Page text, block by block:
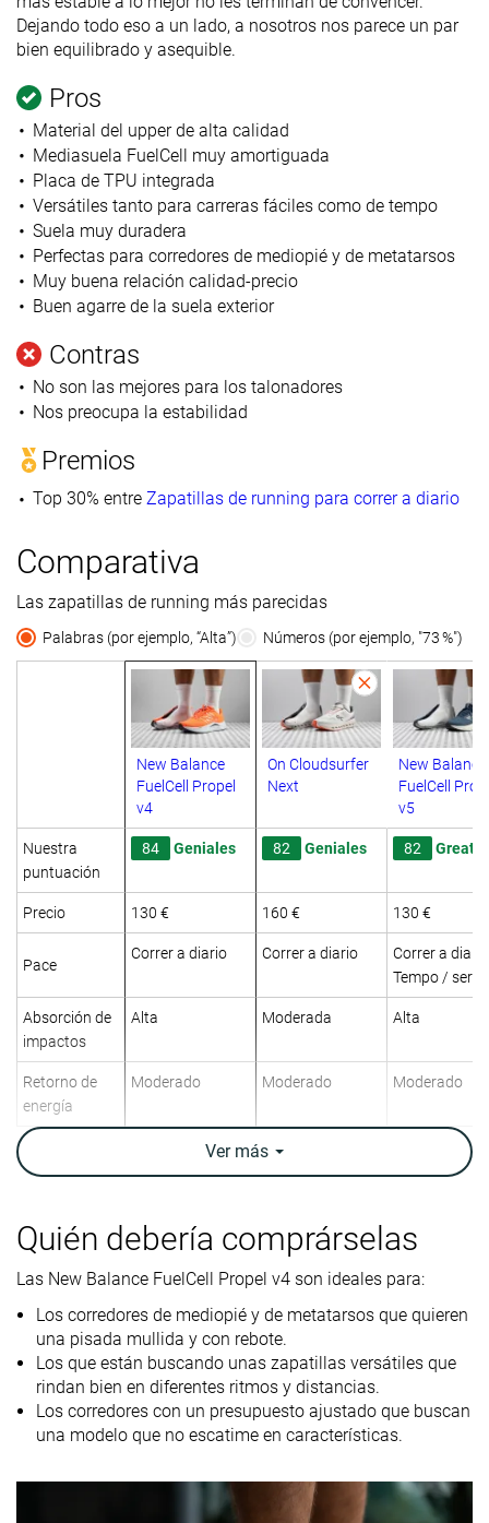
Dejando todo eso a un lado, a nosotros nos parece un par
bien equilibrado y asequible.
Pros
Material del upper de alta calidad
Mediasuela FuelCell muy amortiguada
Placa de TPU integrada
Versátiles tanto para carreras fáciles como de tempo
Suela muy duradera
Perfectas para corredores de mediopié y de metatarsos
Muy buena relación calidad-precio
Buen agarre de la suela exterior
Contras
No son las mejores para los talonadores
Nos preocupa la estabilidad
Premios
Top 30% entre Zapatillas de running para correr a diario
Comparativa
Las zapatillas de running más parecidas
Palabras (por ejemplo, “Alta”) Números (por ejemplo, "73 %")
New Balance
FuelCell Propel
v4
On Cloudsurfer
Next
New Balance
FuelCell
v5
Nuestra
puntuación
84 Geniales 82 Geniales 82 Great
Precio 130 € 160 € 130 €
Pace
Correr a diario Correr a diario
Correr a diario
Tempo /
Absorción de
impactos
Alta Moderada Alta
Retorno de
energía
Moderado Moderado Moderado
Moderada
Peso
laboratorio
Peso marca
9.7 oz / 276g 9.3 oz / 264g
Drop
laboratorio
Drop marca
4.5 mm
6.0 mm
4.5 mm 6.7 mm
6.0 mm
Técnica de
carrera
Medio/antepié Medio/antepié Mid/forefoot
Blanda
Ver más
Quién debería comprárselas
Las New Balance FuelCell Propel v4 son ideales para:
Los corredores de mediopié y de metatarsos que quieren
una pisada mullida y con rebote.
Los que están buscando unas zapatillas versátiles que
rindan bien en diferentes ritmos y distancias.
Los corredores con un presupuesto ajustado que buscan
una modelo que no escatime en características.